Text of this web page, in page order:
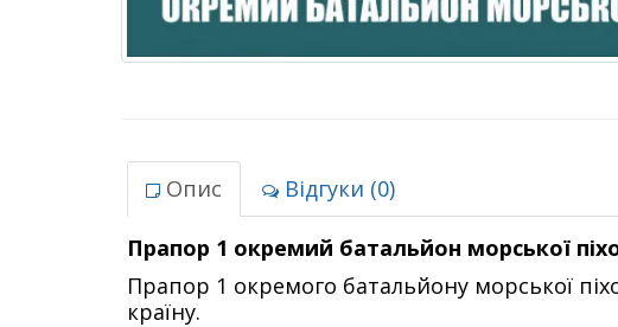
Опис Відгуки (0)
Прапор 1 окремий батальйон морської
Прапор 1 окремого батальйону морської
країну.